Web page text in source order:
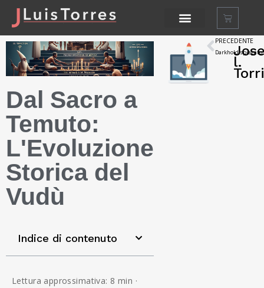
Dal Sacro a
Temuto:
L'Evoluzione
Storica del
Vudù
Indice di contenuto
Lettura approssimativa: 8 min ·
l.
Torri
PRECEDENTE
Darkhold